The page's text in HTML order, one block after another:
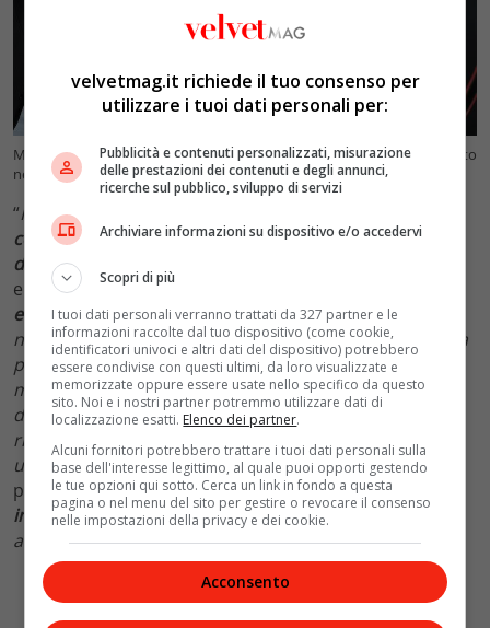
Mario Frigerio nel 2010: l’unico sopravvissuto alla strage di Erba è morto
nel 2014. Foto Ansa/Daniel Dal Zennaro
“Il peggioramento
cognitivi manifestati daMario Frigerionel corso della
degenza
elementi da considerare bene. Ma ci sono anche “
errate tecnichediintervista investigativadense di
numerosissimesuggestionisu di lui attuate“. Inoltre “
la
paleseviolazione di precise e note leggi scientifiche in
materia dimemoriae diriconoscimentodivolti
dimostrano in modo incontrovertibile che la
riguardante
Olindo Romanoquale suo aggressore
una
falsa memoria “. E che dunque, sempre secondo il
procuratore Tarfusser, “MarioFrigerioera soggetto
inidoneoarenderevalidatestimonianza circa i fatti
avvenuti la sera dell’11 dicembre 2006“.
velvetmag.it richiede il tuo consenso per
utilizzare i tuoi dati personali per:
Pubblicità e contenuti personalizzati, misurazione
delle prestazioni dei contenuti e degli annunci,
ricerche sul pubblico, sviluppo di servizi
Archiviare informazioni su dispositivo e/o accedervi
Scopri di più
I tuoi dati personali verranno trattati da 327 partner e le
informazioni raccolte dal tuo dispositivo (come cookie,
identificatori univoci e altri dati del dispositivo) potrebbero
essere condivise con questi ultimi, da loro visualizzate e
memorizzate oppure essere usate nello specifico da questo
sito. Noi e i nostri partner potremmo utilizzare dati di
localizzazione esatti. Elenco dei partner.
Alcuni fornitori potrebbero trattare i tuoi dati personali sulla
base dell'interesse legittimo, al quale puoi opporti gestendo
le tue opzioni qui sotto. Cerca un link in fondo a questa
pagina o nel menu del sito per gestire o revocare il consenso
nelle impostazioni della privacy e dei cookie.
Acconsento